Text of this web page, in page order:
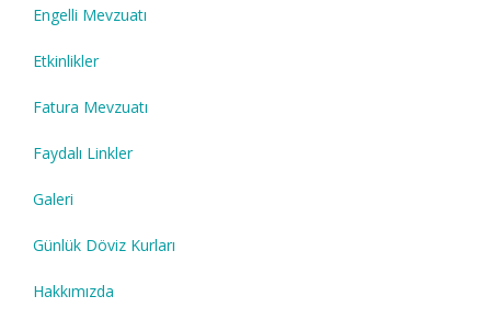
Engelli Mevzuatı
Etkinlikler
Fatura Mevzuatı
Faydalı Linkler
Galeri
Günlük Döviz Kurları
Hakkımızda